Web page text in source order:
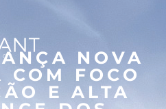
NOVA
COM FOCO
E ALTA